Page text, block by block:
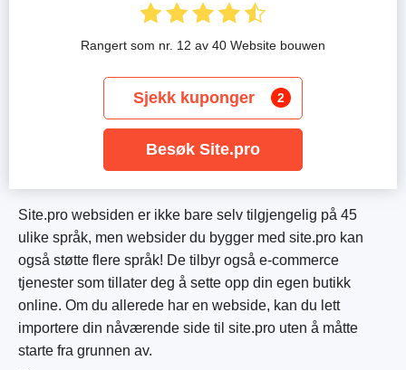
Site.pro websiden er ikke bare selv tilgjengelig på 45
ulike språk, men websider du bygger med site.pro kan
også støtte flere språk! De tilbyr også e-commerce
tjenester som tillater deg å sette opp din egen butikk
online. Om du allerede har en webside, kan du lett
importere din nåværende side til site.pro uten å måtte
starte fra grunnen av.
Rangert som nr. 12 av 40 Website bouwen
Sjekk kuponger 2
Besøk Site.pro